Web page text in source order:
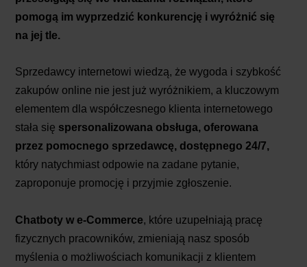
pomogą im wyprzedzić konkurencję i wyróżnić się
na jej tle.
Sprzedawcy internetowi wiedzą, że wygoda i szybkość
zakupów online nie jest już wyróżnikiem, a kluczowym
elementem dla współczesnego klienta internetowego
stała się spersonalizowana obsługa, oferowana
przez pomocnego sprzedawcę, dostępnego 24/7,
który natychmiast odpowie na zadane pytanie,
zaproponuje promocję i przyjmie zgłoszenie.
Chatboty w e-Commerce, które uzupełniają pracę
fizycznych pracowników, zmieniają nasz sposób
myślenia o możliwościach komunikacji z klientem